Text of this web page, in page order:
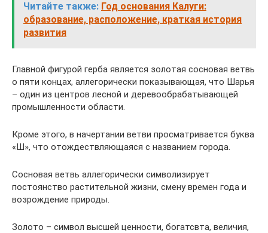
Читайте также: Год основания Калуги:
образование, расположение, краткая история
развития
Главной фигурой герба является золотая сосновая ветвь
о пяти концах, аллегорически показывающая, что Шарья
– один из центров лесной и деревообрабатывающей
промышленности области.
Кроме этого, в начертании ветви просматривается буква
«Ш», что отождествляющаяся с названием города.
Сосновая ветвь аллегорически символизирует
постоянство растительной жизни, смену времен года и
возрождение природы.
Золото – символ высшей ценности, богатсвта, величия,